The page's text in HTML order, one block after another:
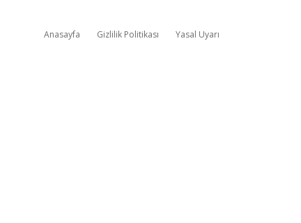
Anasayfa Gizlilik Politikası Yasal Uyarı